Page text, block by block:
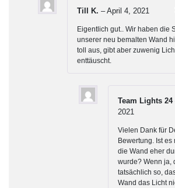
Till K. – April 4, 2021
Eigentlich gut.. Wir haben die
unserer neu bemalten Wand
toll aus, gibt aber zuwenig
enttäuscht.
Team Lights 24
2021
Vielen Dank für
Bewertung. Ist
die Wand eher
wurde? Wenn ja,
tatsächlich so,
Wand das Licht